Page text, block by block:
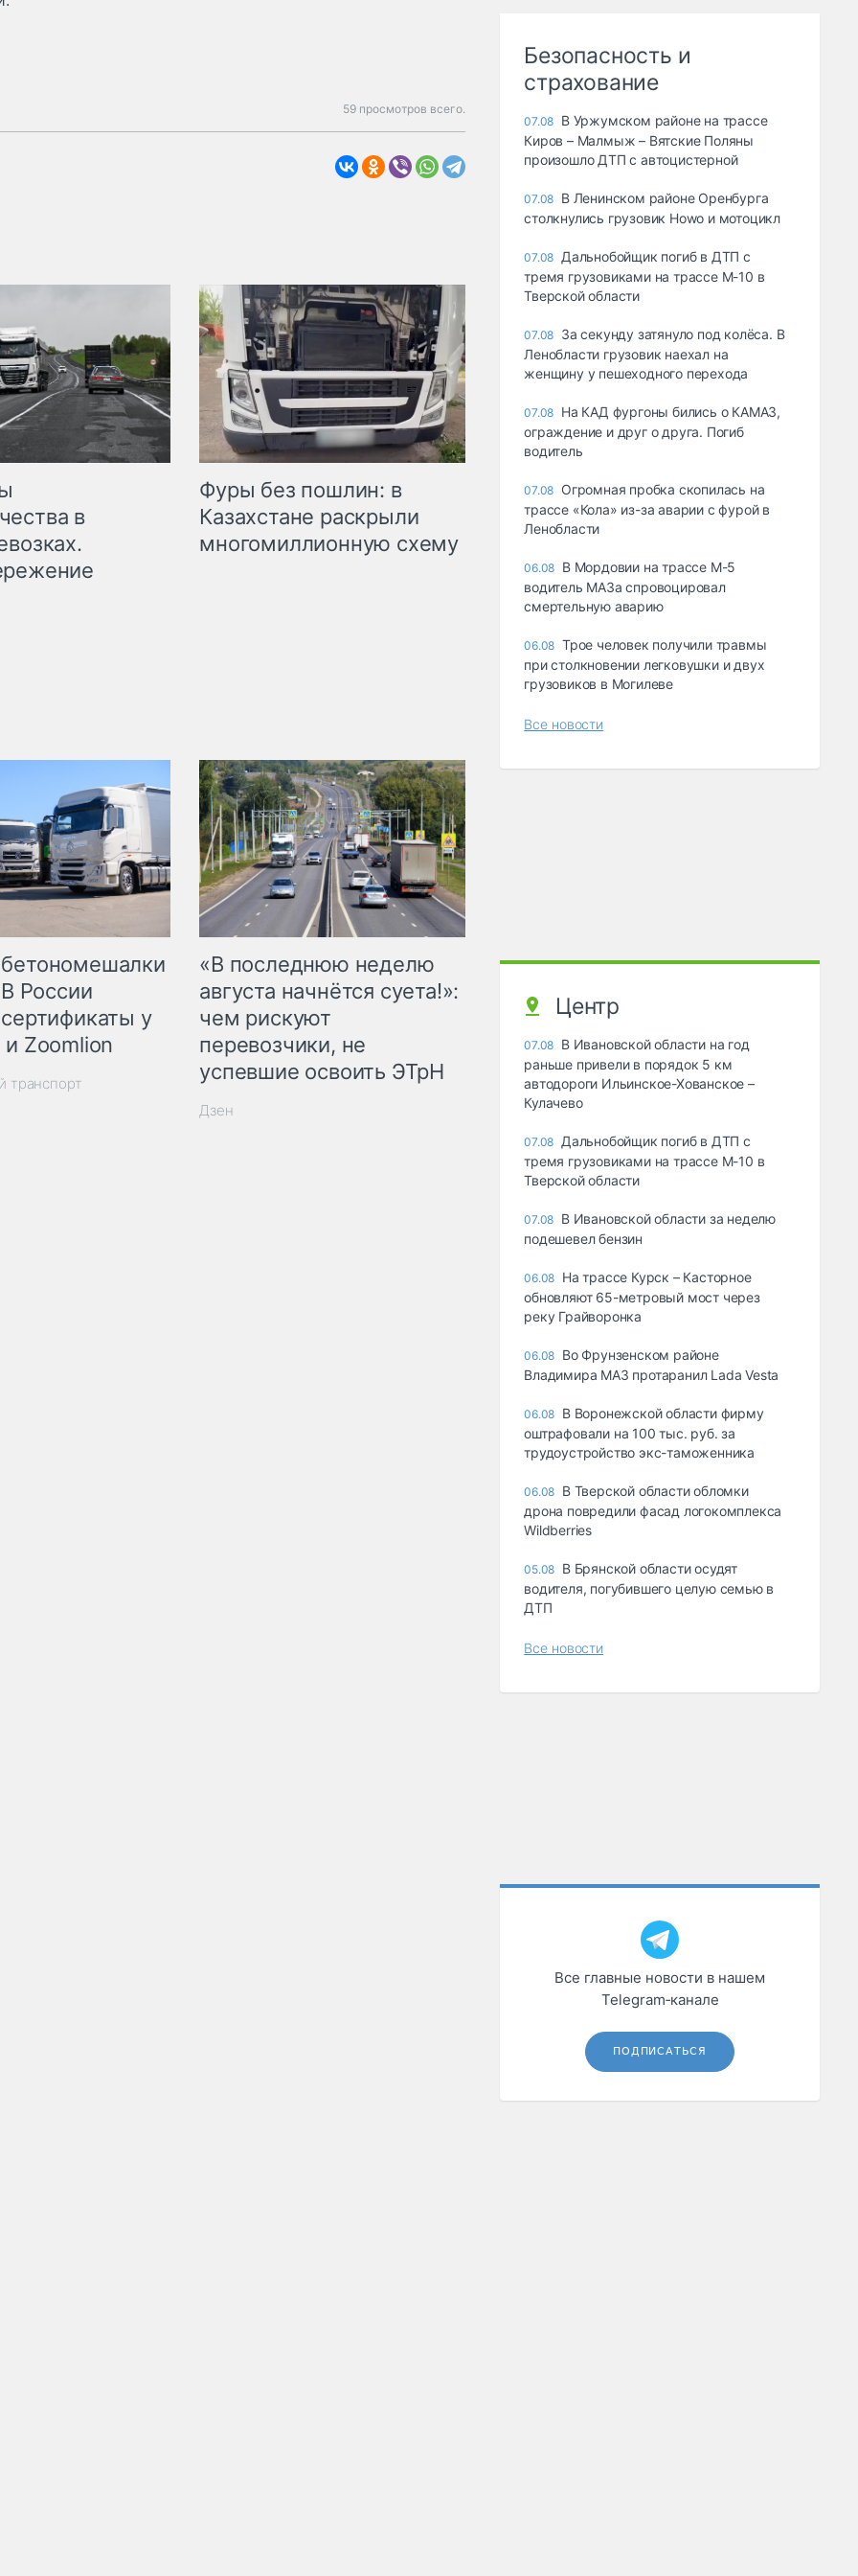
59 просмотров всего.
в
Фуры без пошлин: в
Казахстане раскрыли
многомиллионную схему
России
у
Zoomlion
транспорт
«В последнюю неделю
августа начнётся суета!»:
чем рискуют
перевозчики, не
успевшие освоить ЭТрН
Дзен
Безопасность и
страхование
07.08 В Уржумском районе на трассе
Киров – Малмыж – Вятские Поляны
произошло ДТП с автоцистерной
07.08 В Ленинском районе Оренбурга
столкнулись грузовик Howo и мотоцикл
07.08 Дальнобойщик погиб в ДТП с
тремя грузовиками на трассе М-10 в
Тверской области
07.08 За секунду затянуло под колёса. В
Ленобласти грузовик наехал на
женщину у пешеходного перехода
07.08 На КАД фургоны бились о КАМАЗ,
ограждение и друг о друга. Погиб
водитель
07.08 Огромная пробка скопилась на
трассе «Кола» из-за аварии с фурой в
Ленобласти
06.08 В Мордовии на трассе М-5
водитель МАЗа спровоцировал
смертельную аварию
06.08 Трое человек получили травмы
при столкновении легковушки и двух
грузовиков в Могилеве
Все новости
Центр
07.08 В Ивановской области на год
раньше привели в порядок 5 км
автодороги Ильинское-Хованское –
Кулачево
07.08 Дальнобойщик погиб в ДТП с
тремя грузовиками на трассе М-10 в
Тверской области
07.08 В Ивановской области за неделю
подешевел бензин
06.08 На трассе Курск – Касторное
обновляют 65-метровый мост через
реку Грайворонка
06.08 Во Фрунзенском районе
Владимира МАЗ протаранил Lada Vesta
06.08 В Воронежской области фирму
оштрафовали на 100 тыс. руб. за
трудоустройство экс-таможенника
06.08 В Тверской области обломки
дрона повредили фасад логокомплекса
Wildberries
05.08 В Брянской области осудят
водителя, погубившего целую семью в
ДТП
Все новости
Все главные новости в нашем
Telegram‑канале
ПОДПИСАТЬСЯ